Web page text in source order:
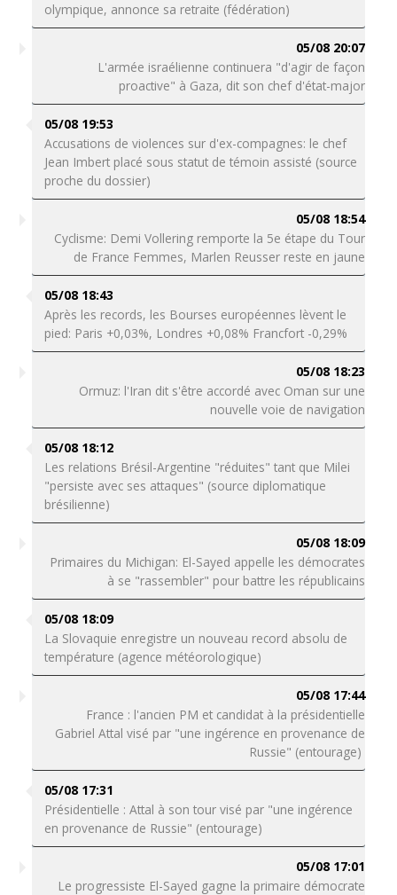
olympique, annonce sa retraite (fédération)
05/08 20:07
L'armée israélienne continuera "d'agir de façon
proactive" à Gaza, dit son chef d'état-major
05/08 19:53
Accusations de violences sur d'ex-compagnes: le chef
Jean Imbert placé sous statut de témoin assisté (source
proche du dossier)
05/08 18:54
Cyclisme: Demi Vollering remporte la 5e étape du Tour
de France Femmes, Marlen Reusser reste en jaune
05/08 18:43
Après les records, les Bourses européennes lèvent le
pied: Paris +0,03%, Londres +0,08% Francfort -0,29%
05/08 18:23
Ormuz: l'Iran dit s'être accordé avec Oman sur une
nouvelle voie de navigation
05/08 18:12
Les relations Brésil-Argentine "réduites" tant que Milei
"persiste avec ses attaques" (source diplomatique
brésilienne)
05/08 18:09
Primaires du Michigan: El-Sayed appelle les démocrates
à se "rassembler" pour battre les républicains
05/08 18:09
La Slovaquie enregistre un nouveau record absolu de
température (agence météorologique)
05/08 17:44
France : l'ancien PM et candidat à la présidentielle
Gabriel Attal visé par "une ingérence en provenance de
Russie" (entourage)
05/08 17:31
Présidentielle : Attal à son tour visé par "une ingérence
en provenance de Russie" (entourage)
05/08 17:01
Le progressiste El-Sayed gagne la primaire démocrate